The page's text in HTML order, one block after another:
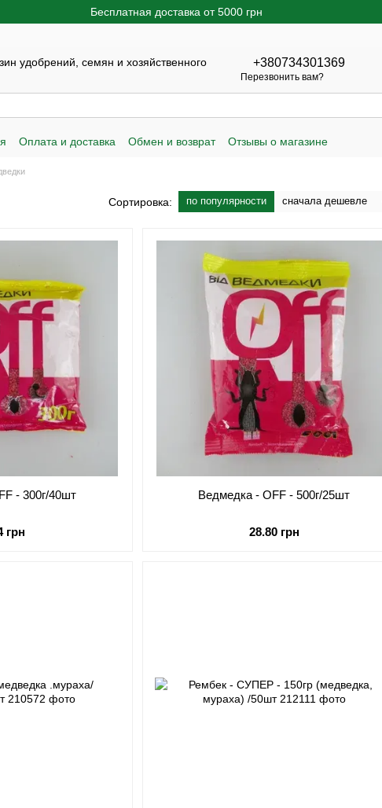
Бесплатная доставка от 5000 грн
удобрений, семян и хозяйственного
+380734301369
Перезвонить вам?
Оплата и доставка Обмен и возврат Отзывы о магазине
Сортировка: по популярности сначала дешевле
- 300г/40шт
грн
Ведмедка - OFF - 500г/25шт
28.80 грн